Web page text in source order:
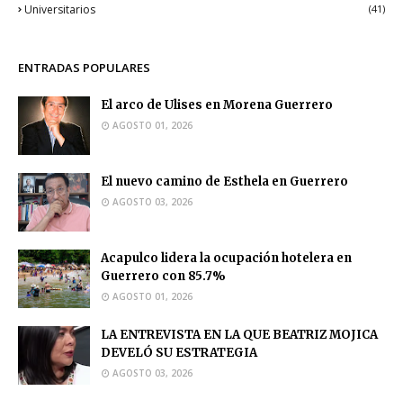
Universitarios (41)
ENTRADAS POPULARES
El arco de Ulises en Morena Guerrero
AGOSTO 01, 2026
El nuevo camino de Esthela en Guerrero
AGOSTO 03, 2026
Acapulco lidera la ocupación hotelera en
Guerrero con 85.7%
AGOSTO 01, 2026
LA ENTREVISTA EN LA QUE BEATRIZ MOJICA
DEVELÓ SU ESTRATEGIA
AGOSTO 03, 2026